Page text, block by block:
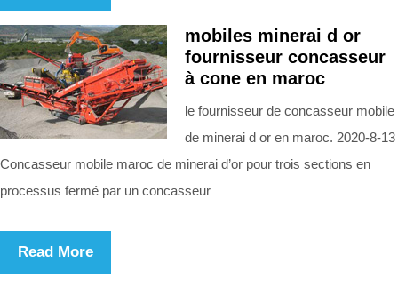
mobiles minerai d or
fournisseur concasseur
à cone en maroc
le fournisseur de concasseur mobile
de minerai d or en maroc. 2020-8-13
Concasseur mobile maroc de minerai d’or pour trois sections en
processus fermé par un concasseur
Read More